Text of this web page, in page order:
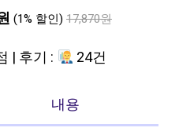
(1% 할인) 17,870원
| 후기 : 24건
내용